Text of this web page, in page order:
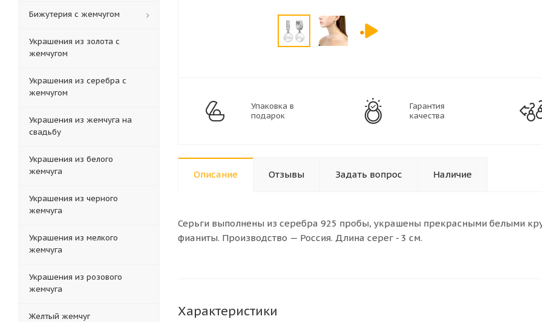
Упаковка в
подарок
Гарантия
качества
Описание Отзывы Задать вопрос Наличие
Серьги выполнены из серебра 925 пробы, украшены прекрасными белыми
фианиты. Производство — Россия. Длина серег - 3 см.
Характеристики
Бижутерия с жемчугом
Украшения из золота с
жемчугом
Украшения из серебра с
жемчугом
Украшения из жемчуга на
свадьбу
Украшения из белого
жемчуга
Украшения из черного
жемчуга
Украшения из мелкого
жемчуга
Украшения из розового
жемчуга
Желтый жемчуг